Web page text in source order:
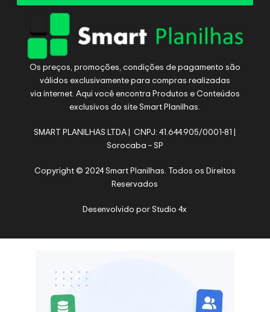
Os preços, promoções, condições de pagamento são
válidos exclusivamente para compras realizadas
via internet. Aqui você encontra Produtos e Conteúdos
exclusivos do site Smart Planilhas.
SMART PLANILHAS LTDA | CNPJ: 41.644.905/0001-81 |
Sorocaba – SP
Copyright © 2024 Smart Planilhas. Todos os Direitos
Reservados
Desenvolvido porStudio 4x